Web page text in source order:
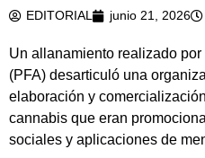
EDITORIAL junio 21, 2026
Un allanamiento realizado
(PFA) desarticuló una
elaboración y
cannabis que eran
sociales y aplicaciones de